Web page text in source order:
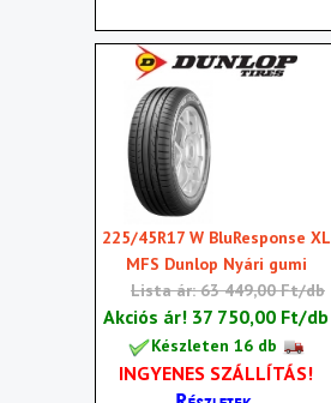
225/45R17 W BluResponse XL
MFS Dunlop Nyári gumi
Lista ár: 63 449,00 Ft/db
Akciós ár! 37 750,00 Ft/db
Készleten 16 db
INGYENES SZÁLLÍTÁS!